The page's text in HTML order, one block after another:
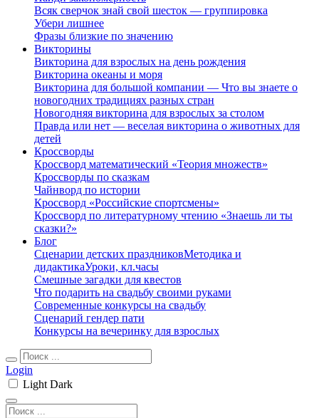
Всяк сверчок знай свой шесток — группировка
Убери лишнее
Фразы близкие по значению
Викторины
Викторина для взрослых на день рождения
Викторина океаны и моря
Викторина для большой компании — Что вы знаете о
новогодних традициях разных стран
Новогодняя викторина для взрослых за столом
Правда или нет — веселая викторина о животных для
детей
Кроссворды
Кроссворд математический «Теория множеств»
Кроссворды по сказкам
Чайнворд по истории
Кроссворд «Российские спортсмены»
Кроссворд по литературному чтению «Знаешь ли ты
сказки?»
Блог
Сценарии детских праздниковМетодика и
дидактикаУроки, кл.часы
Смешные загадки для квестов
Что подарить на свадьбу своими руками
Современные конкурсы на свадьбу
Сценарий гендер пати
Конкурсы на вечеринку для взрослых
Login
Light Dark